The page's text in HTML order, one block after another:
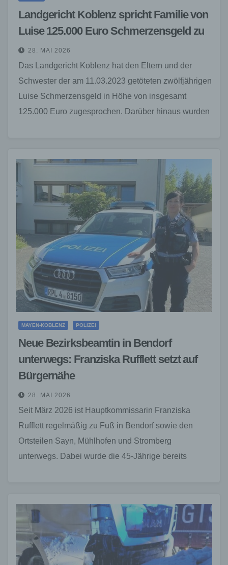
Landgericht Koblenz spricht Familie von
Luise 125.000 Euro Schmerzensgeld zu
28. MAI 2026
Das Landgericht Koblenz hat den Eltern und der
Schwester der am 11.03.2023 getöteten zwölfjährigen
Luise Schmerzensgeld in Höhe von insgesamt
125.000 Euro zugesprochen. Darüber hinaus wurden
MAYEN-KOBLENZ POLIZEI
Neue Bezirksbeamtin in Bendorf
unterwegs: Franziska Rufflett setzt auf
Bürgernähe
28. MAI 2026
Seit März 2026 ist Hauptkommissarin Franziska
Rufflett regelmäßig zu Fuß in Bendorf sowie den
Ortsteilen Sayn, Mühlhofen und Stromberg
unterwegs. Dabei wurde die 45-Jährige bereits